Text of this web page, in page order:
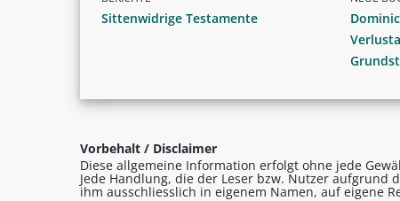
Sittenwidrige Testamente
Vorbehalt / Disclaimer
Diese allgemeine Information erfolgt ohne jede
Jede Handlung, die der Leser bzw. Nutzer
ihm ausschliesslich in eigenem Namen, auf eigene